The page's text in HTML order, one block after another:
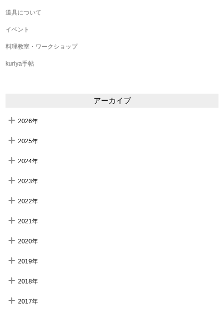
道具について
イベント
料理教室・ワークショップ
kuriya手帖
アーカイブ
2026年
2025年
2024年
2023年
2022年
2021年
2020年
2019年
2018年
2017年